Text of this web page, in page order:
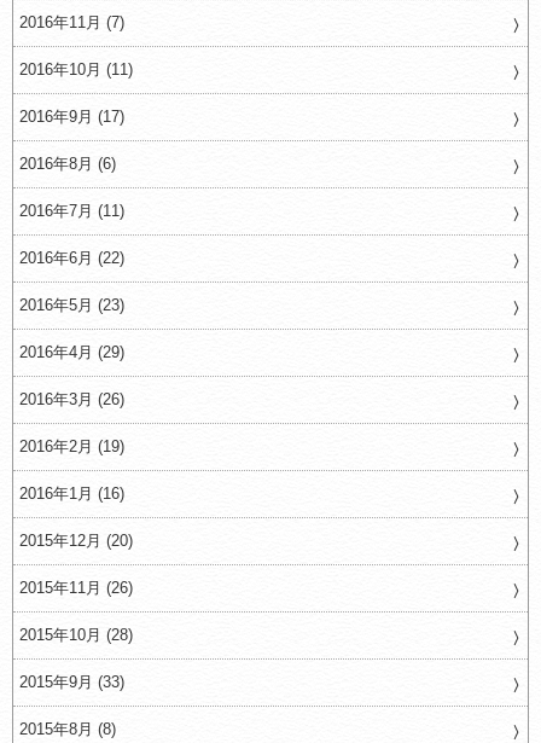
2016年11月 (7)
2016年10月 (11)
2016年9月 (17)
2016年8月 (6)
2016年7月 (11)
2016年6月 (22)
2016年5月 (23)
2016年4月 (29)
2016年3月 (26)
2016年2月 (19)
2016年1月 (16)
2015年12月 (20)
2015年11月 (26)
2015年10月 (28)
2015年9月 (33)
2015年8月 (8)